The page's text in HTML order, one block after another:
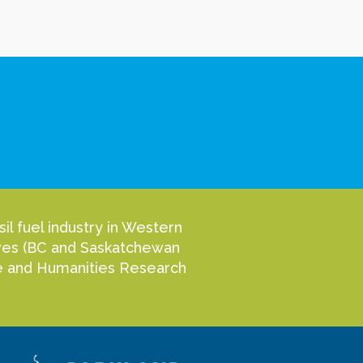
fuel industry in Western
(BC and Saskatchewan
and Humanities Research